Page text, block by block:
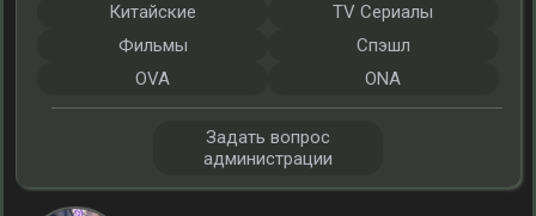
Китайские
TV Сериалы
Фильмы
Спэшл
OVA
ONA
Задать вопрос
администрации